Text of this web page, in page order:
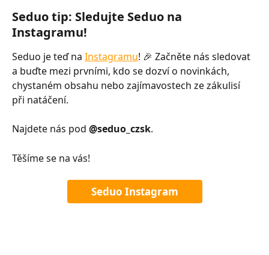
Seduo tip: Sledujte Seduo na
Instagramu!
Seduo je teď na Instagramu! 🎉 Začněte nás sledovat
a buďte mezi prvními, kdo se dozví o novinkách,
chystaném obsahu nebo zajímavostech ze zákulisí
při natáčení.
Najdete nás pod @seduo_czsk.
Těšíme se na vás!
Seduo Instagram